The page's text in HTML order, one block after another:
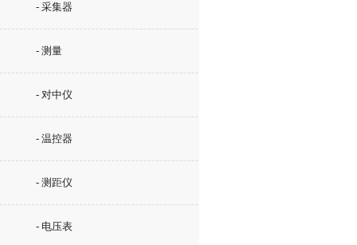
- 采集器
- 测量
- 对中仪
- 温控器
- 测距仪
- 电压表